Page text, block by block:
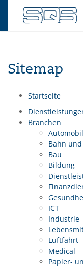
Sitemap
Startseite
Sitemap -
Branchen
Automobil
Bahn
Bau
Bildung
ICT
Industrie
Luftfahrt
Medical
Papier-